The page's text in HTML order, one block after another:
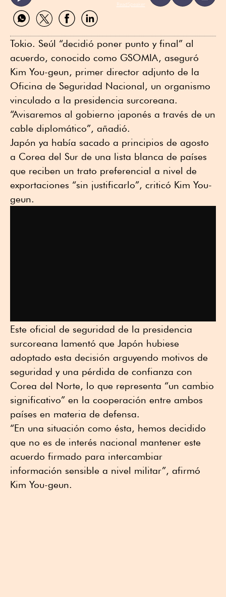
ReadSpeaker
Compartir
por
Compartir
por
Compartir
por
Compartir
por
Tokio. Seúl “decidió poner punto y final” al
acuerdo, conocido como GSOMIA, aseguró
Kim You-geun, primer director adjunto de la
Oficina de Seguridad Nacional, un organismo
vinculado a la presidencia surcoreana.
“Avisaremos al gobierno japonés a través de un
cable diplomático”, añadió.
Japón ya había sacado a principios de agosto
a Corea del Sur de una lista blanca de países
que reciben un trato preferencial a nivel de
exportaciones “sin justificarlo”, criticó Kim You-
geun.
Este oficial de seguridad de la presidencia
surcoreana lamentó que Japón hubiese
adoptado esta decisión arguyendo motivos de
seguridad y una pérdida de confianza con
Corea del Norte, lo que representa “un cambio
significativo” en la cooperación entre ambos
países en materia de defensa.
“En una situación como ésta, hemos decidido
que no es de interés nacional mantener este
acuerdo firmado para intercambiar
información sensible a nivel militar”, afirmó
Kim You-geun.